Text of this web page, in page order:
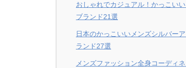
おしゃれでカジュアル！かっこい
ブランド21選
日本のかっこいいメンズシルバー
ランド27選
メンズファッション全身コーディ